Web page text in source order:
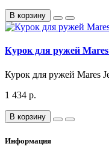
В корзину
Курок для ружей
Курок для ружей Mares
1 434 р.
В корзину
Информация